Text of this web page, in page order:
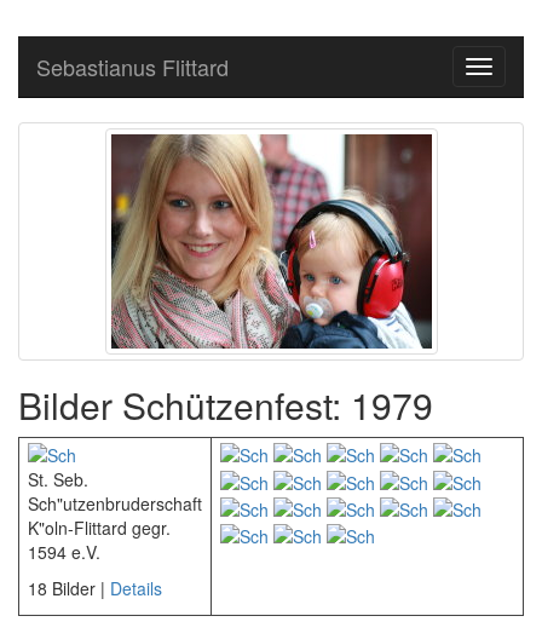
Toggle
Sebastianus Flittard
Bilder Schützenfest: 1979
St. Seb.
Sch"utzenbruderschaft
K"oln-Flittard gegr.
1594 e.V.
18 Bilder | Details